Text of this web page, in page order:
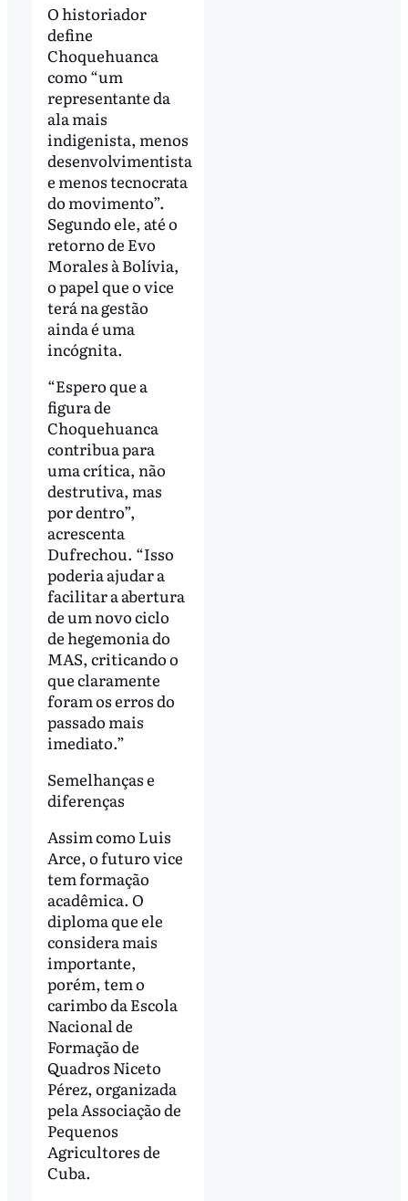
O historiador
define
Choquehuanca
como “um
representante da
ala mais
indigenista, menos
desenvolvimentista
e menos tecnocrata
do movimento”.
Segundo ele, até o
retorno de Evo
Morales à Bolívia,
o papel que o vice
terá na gestão
ainda é uma
incógnita.
“Espero que a
figura de
Choquehuanca
contribua para
uma crítica, não
destrutiva, mas
por dentro”,
acrescenta
Dufrechou. “Isso
poderia ajudar a
facilitar a abertura
de um novo ciclo
de hegemonia do
MAS, criticando o
que claramente
foram os erros do
passado mais
imediato.”
Semelhanças e
diferenças
Assim como Luis
Arce, o futuro vice
tem formação
acadêmica. O
diploma que ele
considera mais
importante,
porém, tem o
carimbo da Escola
Nacional de
Formação de
Quadros Niceto
Pérez, organizada
pela Associação de
Pequenos
Agricultores de
Cuba.